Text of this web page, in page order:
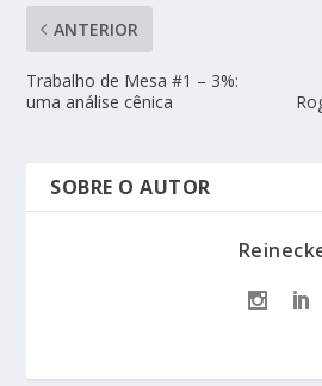
ANTERIOR
Trabalho de Mesa #1 – 3%:
uma análise cênica
SOBRE O AUTOR